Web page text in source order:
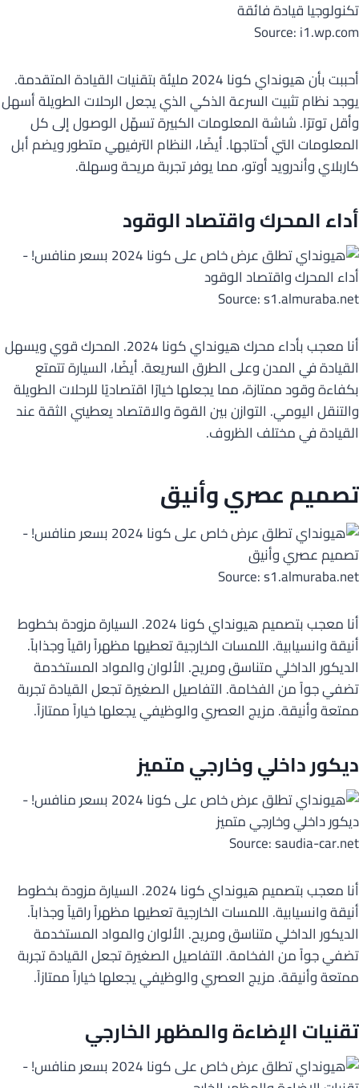
Source: i1.wp.com
أحببت بأن هيونداي كونا 2024 مليئة بتقنيات القيادة المتقدمة.
يوجد نظام تثبيت السرعة الذكي الذي يجعل الرحلات الطويلة أسهل
وأقل توترًا. شاشة المعلومات الكبيرة تسهّل الوصول إلى كل
المعلومات التي أحتاجها. أيضًا، النظام الترفيهي متطور ويضم أبل
كاربلاي وأندرويد أوتو، مما يوفر تجربة مريحة وسهلة.
أداء المحركواقتصاد الوقود
Source: s1.almuraba.net
أنا معجب بأداء محرك هيونداي كونا 2024. المحرك قوي ويسهل
القيادة في المدن وعلى الطرق السريعة. أيضًا، السيارة تتمتع
بكفاءة وقود ممتازة، مما يجعلها خيارًا اقتصاديًا للرحلات الطويلة
والتنقل اليومي. التوازن بين القوة والاقتصاد يعطيني الثقة عند
القيادة في مختلف الظروف.
تصميم عصريوأنيق
Source: s1.almuraba.net
أنا معجب بتصميم هيونداي كونا 2024. السيارة مزودة بخطوط
أنيقة وانسيابية. اللمسات الخارجية تعطيها مظهراً راقياً وجذاباً.
الديكور الداخلي متناسق ومريح. الألوان والمواد المستخدمة
تضفي جواً من الفخامة. التفاصيل الصغيرة تجعل القيادة تجربة
ممتعة وأنيقة. مزيج العصري والوظيفي يجعلها خياراً ممتازاً.
ديكور داخلي وخارجي متميز
Source: saudia-car.net
أنا معجب بتصميم هيونداي كونا 2024. السيارة مزودة بخطوط
أنيقة وانسيابية. اللمسات الخارجية تعطيها مظهراً راقياً وجذاباً.
الديكور الداخلي متناسق ومريح. الألوان والمواد المستخدمة
تضفي جواً من الفخامة. التفاصيل الصغيرة تجعل القيادة تجربة
ممتعة وأنيقة. مزيج العصري والوظيفي يجعلها خياراً ممتازاً.
تقنيات الإضاءة والمظهر الخارجي